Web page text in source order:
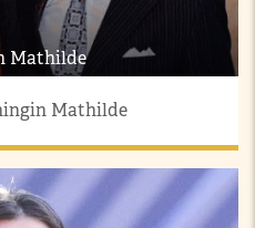
Mathilde
Mathilde